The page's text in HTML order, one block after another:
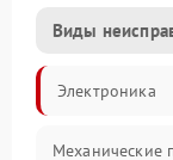
Виды
Электроника
Механические